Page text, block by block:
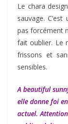
Le chara
sauvage.
pas forcément
fait oublier. Le
frissons et
sensibles.
A beautiful
elle donne foi
actuel.